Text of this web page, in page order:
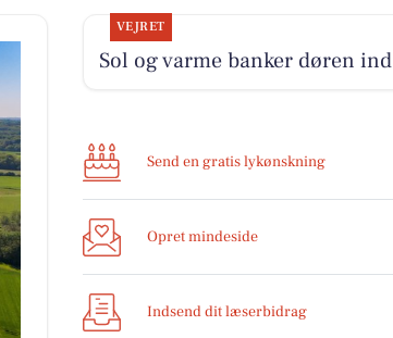
VEJRET
Sol og varme banker døren ind
Send en gratis lykønskning
Opret mindeside
Indsend dit læserbidrag